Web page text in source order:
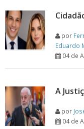
por
Eduardo
04 de
A
por
04 de